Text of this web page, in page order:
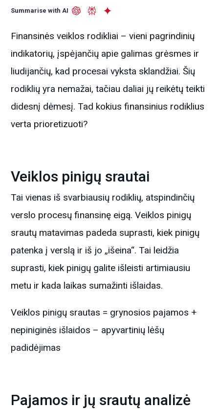
Summarise with AI
Finansinės veiklos rodikliai – vieni pagrindinių
indikatorių, įspėjančių apie galimas grėsmes ir
liudijančių, kad procesai vyksta sklandžiai. Šių
rodiklių yra nemažai, tačiau daliai jų reikėtų teikti
didesnį dėmesį. Tad kokius finansinius rodiklius
verta prioretizuoti?
Veiklos pinigų srautai
Tai vienas iš svarbiausių rodiklių, atspindinčių
verslo procesų finansinę eigą. Veiklos pinigų
srautų matavimas padeda suprasti, kiek pinigų
patenka į verslą ir iš jo „išeina“. Tai leidžia
suprasti, kiek pinigų galite išleisti artimiausiu
metu ir kada laikas sumažinti išlaidas.
Veiklos pinigų srautas = grynosios pajamos +
nepiniginės išlaidos – apyvartinių lėšų
padidėjimas
Pajamos ir jų srautų analizė